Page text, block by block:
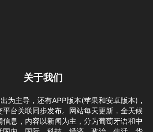
关于我们
为主导，还有APP版本(苹果和安卓版本)，
平台关联同步发布。网站每天更新，全天候
息，内容以新闻为主，分为葡萄牙语和中